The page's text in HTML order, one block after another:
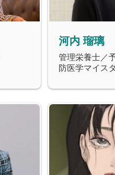
河内 瑠璃
管理栄養士／
防医学マイス